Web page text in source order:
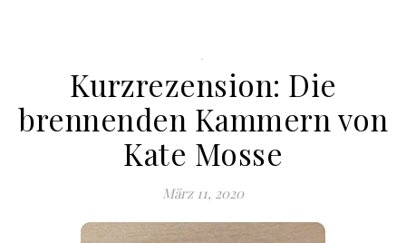
.
Kurzrezension: Die
brennenden Kammern von
Kate Mosse
März 11, 2020